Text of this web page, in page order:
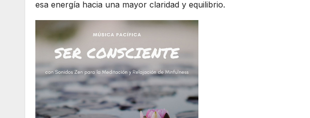
esa energía hacia una mayor claridad y equilibrio.